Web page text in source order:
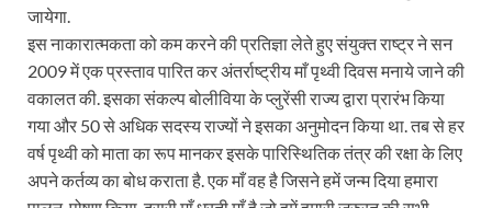
जायेगा.
इस नाकारात्मकता को कम करने की प्रतिज्ञा लेते हुए संयुक्त राष्ट्र ने सन
2009 में एक प्रस्ताव पारित कर अंतर्राष्ट्रीय माँ पृथ्वी दिवस मनाये जाने की
वकालत की. इसका संकल्प बोलीविया के प्लुरेंसी राज्य द्वारा प्रारंभ किया
गया और 50 से अधिक सदस्य राज्यों ने इसका अनुमोदन किया था. तब से हर
वर्ष पृथ्वी को माता का रूप मानकर इसके पारिस्थितिक तंत्र की रक्षा के लिए
अपने कर्तव्य का बोध कराता है. एक माँ वह है जिसने हमें जन्म दिया हमारा